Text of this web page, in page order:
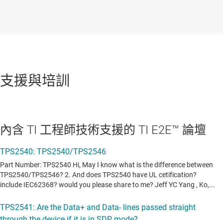
支援與培訓
內含 TI 工程師技術支援的 TI E2E™ 論壇